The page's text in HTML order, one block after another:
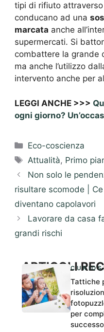
tipi di rifiuto
conducano ad una
marcata anche
supermercati. Si
combattere la grande
ma anche l’utilizzo
intervento anche per
LEGGI ANCHE >>>
ogni giorno?
Categorie
Eco-coscienza
Tag
Attualità, Primo
Non solo le
risultare scomode |
diventano capolavori
Lavorare da casa
grandi rischi
ARTICOLI
Tattiche
per
successo